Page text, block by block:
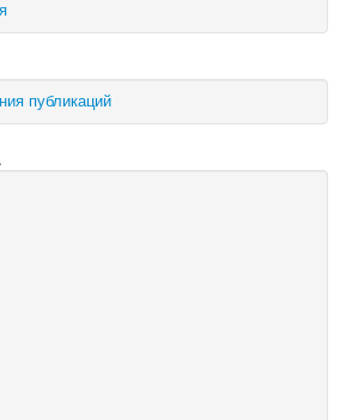
полупроводников
публикаций